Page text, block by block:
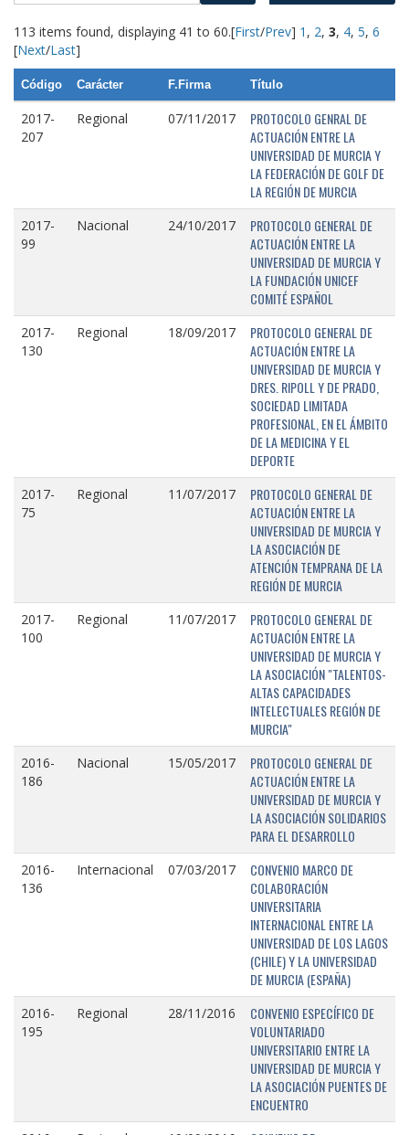
113 items found, displaying 41 to 60.[First/Prev] 1 , 2, 3, 4, 5, 6
[Next/Last]
Código Carácter F.Firma Título
2017-
207
Regional 07/11/2017
PROTOCOLO GENRAL DE
ACTUACIÓN ENTRE LA
UNIVERSIDAD DE MURCIA Y
LA FEDERACIÓN DE GOLF DE
LA REGIÓN DE MURCIA
2017-
99
Nacional 24/10/2017
PROTOCOLO GENERAL DE
ACTUACIÓN ENTRE LA
UNIVERSIDAD DE MURCIA Y
LA FUNDACIÓN UNICEF
COMITÉ ESPAÑOL
2017-
130
Regional 18/09/2017
PROTOCOLO GENERAL DE
ACTUACIÓN ENTRE LA
UNIVERSIDAD DE MURCIA Y
DRES. RIPOLL Y DE PRADO,
SOCIEDAD LIMITADA
PROFESIONAL, EN EL ÁMBITO
DE LA MEDICINA Y EL
DEPORTE
2017-
75
Regional 11/07/2017
PROTOCOLO GENERAL DE
ACTUACIÓN ENTRE LA
UNIVERSIDAD DE MURCIA Y
LA ASOCIACIÓN DE
ATENCIÓN TEMPRANA DE LA
REGIÓN DE MURCIA
2017-
100
Regional 11/07/2017
PROTOCOLO GENERAL DE
ACTUACIÓN ENTRE LA
UNIVERSIDAD DE MURCIA Y
LA ASOCIACIÓN "TALENTOS-
ALTAS CAPACIDADES
INTELECTUALES REGIÓN DE
MURCIA"
2016-
186
Nacional 15/05/2017
PROTOCOLO GENERAL DE
ACTUACIÓN ENTRE LA
UNIVERSIDAD DE MURCIA Y
LA ASOCIACIÓN SOLIDARIOS
PARA EL DESARROLLO
2016-
136
Internacional 07/03/2017
CONVENIO MARCO DE
COLABORACIÓN
UNIVERSITARIA
INTERNACIONAL ENTRE LA
UNIVERSIDAD DE LOS LAGOS
(CHILE) Y LA UNIVERSIDAD
DE MURCIA (ESPAÑA)
2016-
195
Regional 28/11/2016
CONVENIO ESPECÍFICO DE
VOLUNTARIADO
UNIVERSITARIO ENTRE LA
UNIVERSIDAD DE MURCIA Y
LA ASOCIACIÓN PUENTES DE
ENCUENTRO